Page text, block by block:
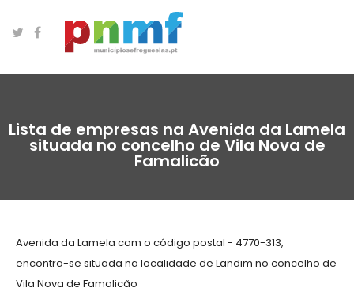
Lista de empresas na Avenida da Lamela
situada no concelho de Vila Nova de
Famalicão
Avenida da Lamela com o código postal - 4770-313,
encontra-se situada na localidade de Landim no concelho de
Vila Nova de Famalicão